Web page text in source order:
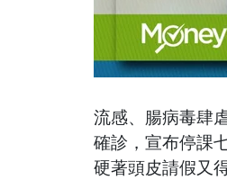
流感、腸病毒肆
確診，宣布停課
硬著頭皮請假又